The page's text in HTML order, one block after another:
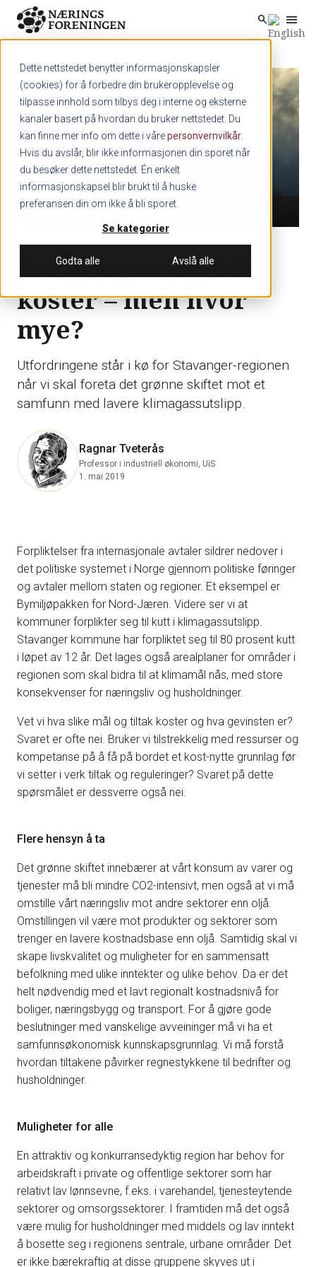
Dette nettstedet benytter informasjonskapsler
(cookies) for å forbedre din brukeropplevelse og
tilpasse innhold som tilbys deg i interne og eksterne
kanaler basert på hvordan du bruker nettstedet. Du
kan finne mer info om dette i vårepersonvernvilkår
Hvis du avslår, blir ikke informasjonen din sporet når
du besøker dette nettstedet. Én enkelt
informasjonskapsel blir brukt til å huske
preferansen din om ikke å bli sporet.
Se kategorier
Godta alle Avslå alle
Skip to main content search menu
Det grønne skiftet
koster – men hvor
mye?
Utfordringene står i kø for Stavanger-regionen
når vi skal foreta det grønne skiftet mot et
samfunn med lavere klimagassutslipp.
Ragnar Tveterås
Professor i industriell økonomi, UiS
1. mai 2019
Forpliktelser fra internasjonale avtaler sildrer nedover i
det politiske systemet i Norge gjennom politiske føringer
og avtaler mellom staten og regioner. Et eksempel er
Bymiljøpakken for Nord-Jæren. Videre ser vi at
kommuner forplikter seg til kutt i klimagassutslipp.
Stavanger kommune har forpliktet seg til 80 prosent kutt
i løpet av 12 år. Det lages også arealplaner for områder i
regionen som skal bidra til at klimamål nås, med store
konsekvenser for næringsliv og husholdninger.
Vet vi hva slike mål og tiltak koster og hva gevinsten er?
Svaret er ofte nei. Bruker vi tilstrekkelig med ressurser og
kompetanse på å få på bordet et kost-nytte grunnlag før
vi setter i verk tiltak og reguleringer? Svaret på dette
spørsmålet er dessverre også nei.
Flere hensyn å ta
Det grønne skiftet innebærer at vårt konsum av varer og
tjenester må bli mindre CO2-intensivt, men også at vi må
omstille vårt næringsliv mot andre sektorer enn oljå.
Omstillingen vil være mot produkter og sektorer som
trenger en lavere kostnadsbase enn oljå. Samtidig skal vi
skape livskvalitet og muligheter for en sammensatt
befolkning med ulike inntekter og ulike behov. Da er det
helt nødvendig med et lavt regionalt kostnadsnivå for
boliger, næringsbygg og transport. For å gjøre gode
beslutninger med vanskelige avveininger må vi ha et
samfunnsøkonomisk kunnskapsgrunnlag. Vi må forstå
hvordan tiltakene påvirker regnestykkene til bedrifter og
husholdninger.
Muligheter for alle
En attraktiv og konkurransedyktig region har behov for
arbeidskraft i private og offentlige sektorer som har
relativt lav lønnsevne, f.eks. i varehandel, tjenesteytende
sektorer og omsorgssektorer. I framtiden må det også
være mulig for husholdninger med middels og lav inntekt
å bosette seg i regionens sentrale, urbane områder. Det
er ikke bærekraftig at disse gruppene skyves ut i